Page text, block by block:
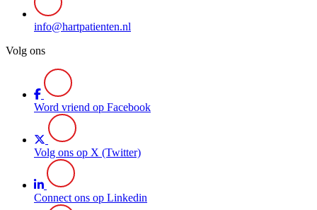
info@hartpatienten.nl
Volg ons
Word vriend op Facebook
Volg ons op X (Twitter)
Connect ons op Linkedin